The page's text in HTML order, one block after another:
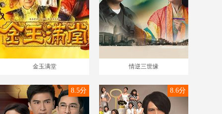
金玉满堂 情逆三世缘
8.5分 8.6分